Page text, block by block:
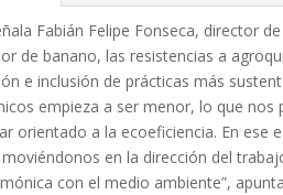
Fabián Felipe Fonseca, director
de banano, las resistencias a
e inclusión de prácticas más
empieza a ser menor, lo que
orientado a la ecoeficiencia. En ese
en la dirección del
con el medio ambiente”,